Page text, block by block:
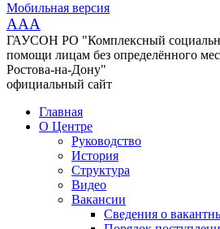
Мобильная версия
AAA
ГАУСОН РО "Комплексный
помощи лицам без определённого
Ростова-на-Дону"
официальный сайт
Главная
О Центре
Руководство
История
Структура
Видео
Вакансии
Сведения о